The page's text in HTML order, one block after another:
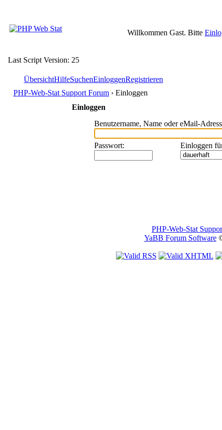
Willkommen Gast. Bitte
Last Script Version: 25
ÜbersichtHilfeSuchenEinloggenRegistrieren
PHP-Web-Stat Support Forum › Einloggen
Einloggen
Benutzername, Name oder eMail-
Passwort: Einloggen
PHP-Web-Stat
YaBB Forum Software©